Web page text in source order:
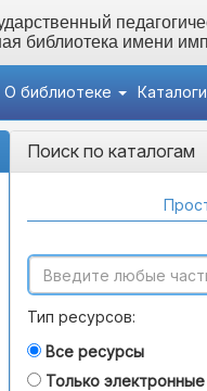
библиотека имени
О библиотеке Каталоги
Поиск по каталогам
Тип ресурсов:
Все ресурсы
Только